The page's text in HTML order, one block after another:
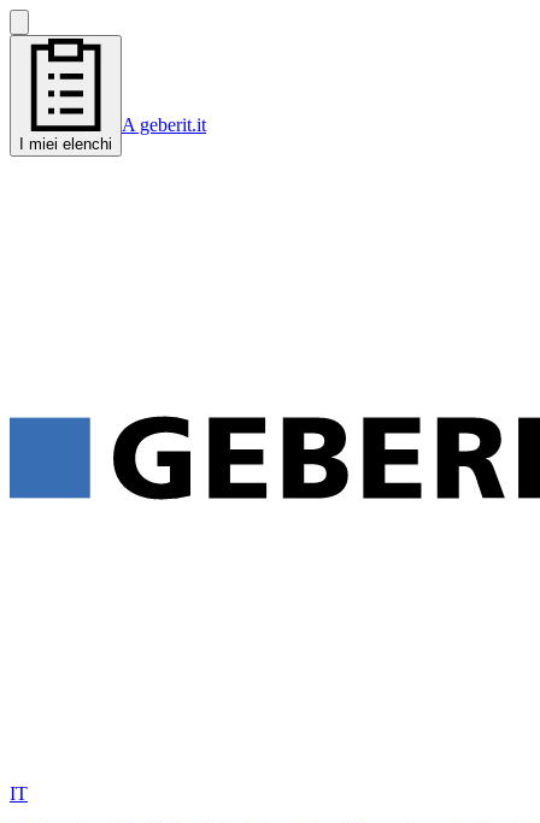
I miei elenchi
A geberit.it
IT